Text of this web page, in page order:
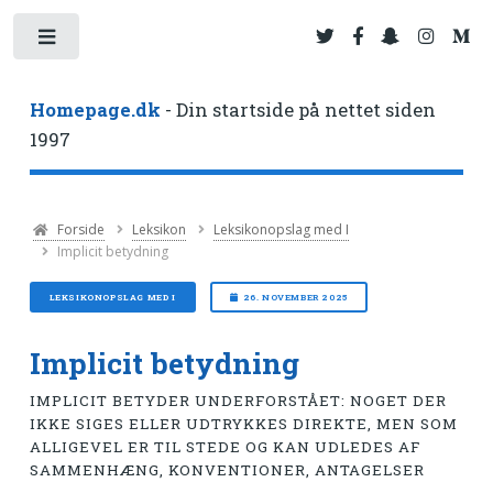
Homepage.dk - Din startside på nettet siden
1997
Forside Leksikon
Leksikonopslag med I
Implicit betydning
LEKSIKONOPSLAG MED I 26. NOVEMBER 2025
Implicit betydning
IMPLICIT BETYDER UNDERFORSTÅET: NOGET DER
IKKE SIGES ELLER UDTRYKKES DIREKTE, MEN SOM
ALLIGEVEL ER TIL STEDE OG KAN UDLEDES AF
SAMMENHÆNG, KONVENTIONER, ANTAGELSER